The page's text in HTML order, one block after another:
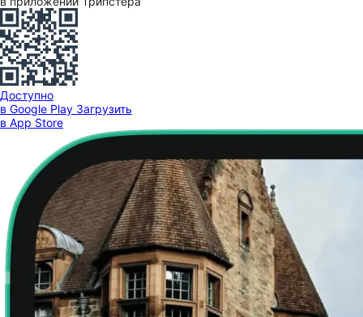
Доступно
в Google Play Загрузить
в App Store